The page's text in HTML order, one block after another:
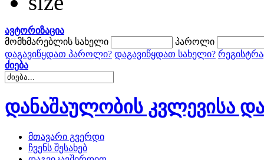
ავტორიზაცია
მომხმარებლის სახელი
პაროლი
დაგავიწყდათ პაროლი? დაგავიწყდათ სახელი?
ძიება
დანაშაულობის კვლევისა
მთავარი გვერდი
ჩვენს შესახებ